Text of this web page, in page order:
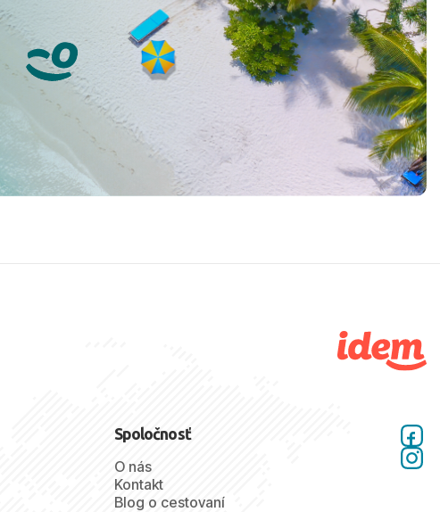
Spoločnosť
O nás
Kontakt
Blog o cestovaní